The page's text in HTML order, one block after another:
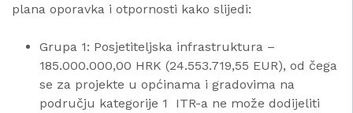
plana oporavka i otpornosti kako slijedi:
Grupa 1: Posjetiteljska infrastruktura –
185.000.000,00 HRK (24.553.719,55 EUR), od čega
se za projekte u općinama i gradovima na
području kategorije 1 ITR-a ne može dodijeliti